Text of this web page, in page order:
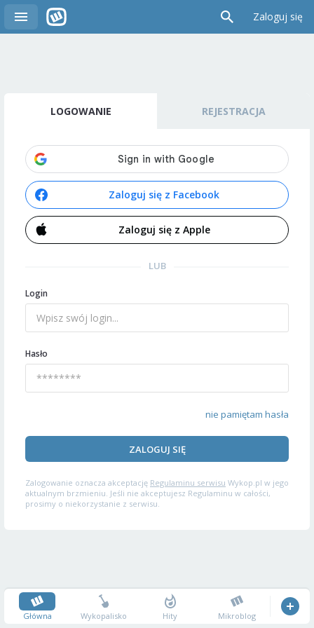
Zaloguj się
LOGOWANIE REJESTRACJA
Zaloguj się z Facebook
Zaloguj się z Apple
LUB
Login
Hasło
nie pamiętam hasła
ZALOGUJ SIĘ
Zalogowanie oznacza akceptację Regulaminu serwisu Wykop.pl w jego
aktualnym brzmieniu. Jeśli nie akceptujesz Regulaminu w całości,
prosimy o niekorzystanie z serwisu.
Główna Wykopalisko Hity Mikroblog